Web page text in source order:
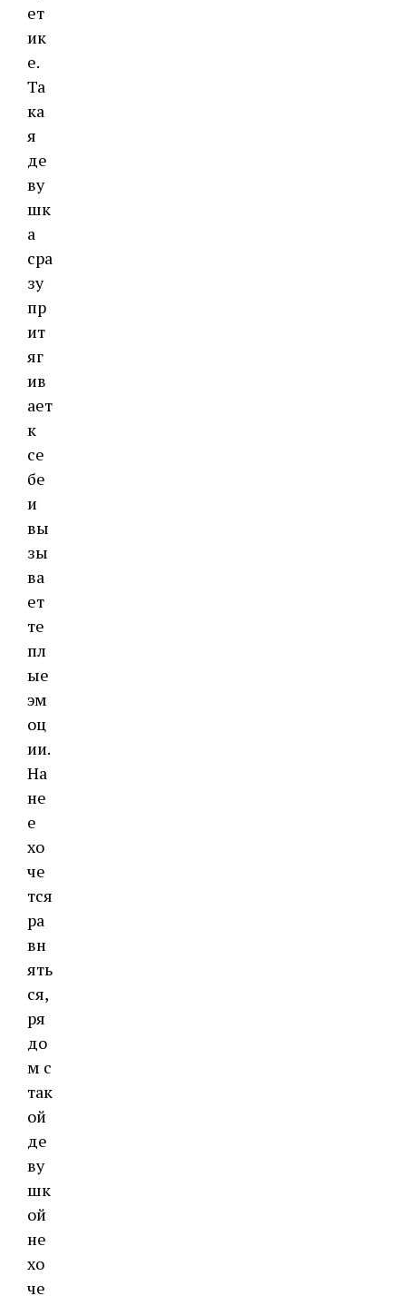
ет
ик
е.
Та
ка
я
де
ву
шк
а
сра
зу
пр
ит
яг
ив
ает
к
се
бе
и
вы
зы
ва
ет
те
пл
ые
эм
оц
ии.
На
не
е
хо
че
тся
ра
вн
ять
ся,
ря
до
м с
так
ой
де
ву
шк
ой
не
хо
че